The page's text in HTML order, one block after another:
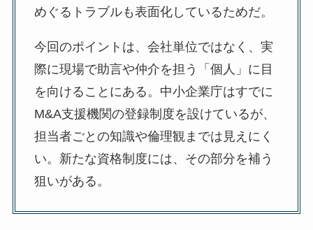
めぐるトラブルも表面化しているためだ。
今回のポイントは、会社単位ではなく、実
際に現場で助言や仲介を担う「個人」に目
を向けることにある。中小企業庁はすでに
M&A支援機関の登録制度を設けているが、
担当者ごとの知識や倫理観までは見えにく
い。新たな資格制度には、その部分を補う
狙いがある。